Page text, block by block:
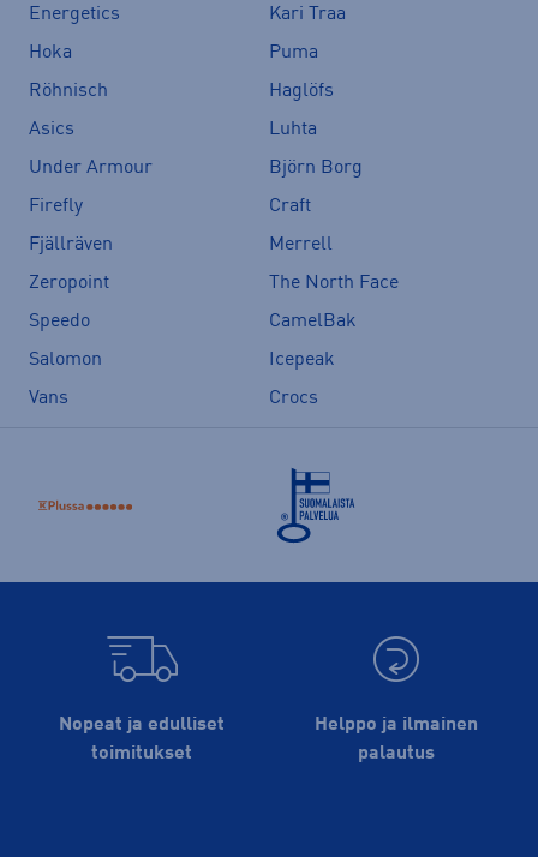
Energetics
Kari Traa
Hoka
Puma
Röhnisch
Haglöfs
Asics
Luhta
Under Armour
Björn Borg
Firefly
Craft
Fjällräven
Merrell
Zeropoint
The North Face
Speedo
CamelBak
Salomon
Icepeak
Vans
Crocs
Nopeat ja edulliset
toimitukset
Helppo ja ilmainen
palautus